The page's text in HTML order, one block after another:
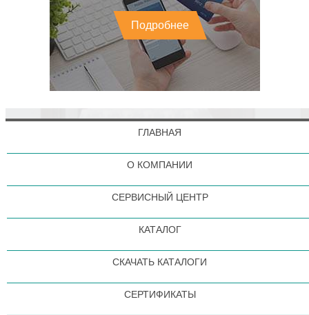
Подробнее
ГЛАВНАЯ
О КОМПАНИИ
СЕРВИСНЫЙ ЦЕНТР
КАТАЛОГ
СКАЧАТЬ КАТАЛОГИ
СЕРТИФИКАТЫ